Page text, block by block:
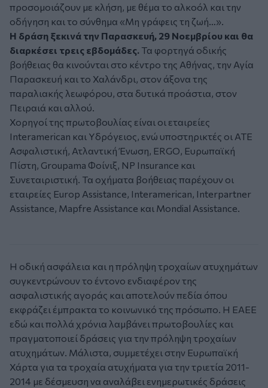
προσομοιάζουν με κλήση, με θέμα το αλκοόλ και την
οδήγηση και το σύνθημα «Μη γράφεις τη ζωή…».
Η δράση ξεκινά την Παρασκευή, 29 Νοεμβρίου και θα
διαρκέσει τρεις εβδομάδες. Τα φορτηγά οδικής
βοήθειας θα κινούνται στο κέντρο της Αθήνας, την Αγία
Παρασκευή και το Χαλάνδρι, στον άξονα της
παραλιακής λεωφόρου, στα δυτικά προάστια, στον
Πειραιά και αλλού.
Χορηγοί της πρωτοβουλίας είναι οι εταιρείες
Interamerican και Υδρόγειος, ενώ υποστηρικτές οι ΑΤΕ
Ασφαλιστική, Ατλαντική Ένωση, ERGO, Ευρωπαϊκή
Πίστη, Groupama Φοίνιξ, NP Insurance και
Συνεταιριστική. Τα οχήματα βοήθειας παρέχουν οι
εταιρείες Europ Assistance, Interamerican, Interpartner
Assistance, Mapfre Assistance και Mondial Assistance.
Η οδική ασφάλεια και η πρόληψη τροχαίων ατυχημάτων
συγκεντρώνουν το έντονο ενδιαφέρον της
ασφαλιστικής αγοράς και αποτελούν πεδία όπου
εκφράζει έμπρακτα το κοινωνικό της πρόσωπο. Η ΕΑΕΕ
εδώ και πολλά χρόνια λαμβάνει πρωτοβουλίες και
πραγματοποιεί δράσεις για την πρόληψη τροχαίων
ατυχημάτων. Μάλιστα, συμμετέχει στην Ευρωπαϊκή
Χάρτα για τα τροχαία ατυχήματα για την τριετία 2011-
2014 με δέσμευση να αναλάβει ενημερωτικές δράσεις